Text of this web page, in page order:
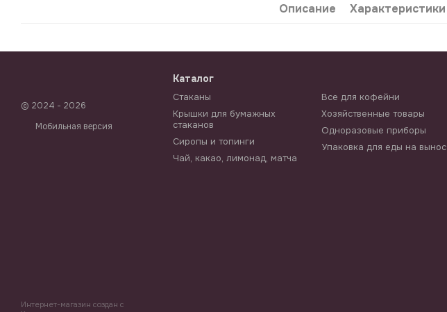
Описание Характеристики
© 2024 - 2026
Мобильная версия
Интернет-магазин создан с
Каталог
Стаканы
Крышки для бумажных
стаканов
Сиропы и топинги
Чай, какао, лимонад, матча
Все для кофейни
Хозяйственные товары
Одноразовые приборы
Упаковка для еды на вынос